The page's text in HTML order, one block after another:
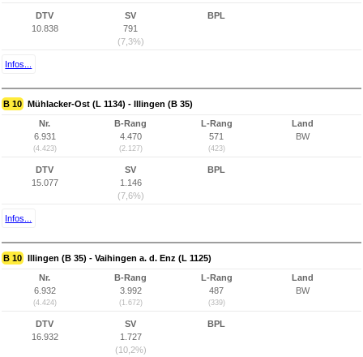
DTV
10.838
SV
791
(7,3%)
BPL
Infos...
B 10 Mühlacker-Ost (L 1134) - Illingen (B 35)
Nr.
6.931
(4.423)
B-Rang
4.470
(2.127)
L-Rang
571
(423)
Land
BW
DTV
15.077
SV
1.146
(7,6%)
BPL
Infos...
B 10 Illingen (B 35) - Vaihingen a. d. Enz (L 1125)
Nr.
6.932
(4.424)
B-Rang
3.992
(1.672)
L-Rang
487
(339)
Land
BW
DTV
16.932
SV
1.727
(10,2%)
BPL